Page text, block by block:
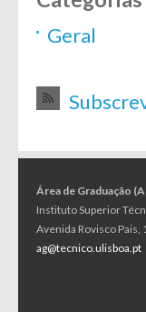
Geral
Área de Graduação
Instituto Superior
Avenida Rovisco Pais,
ag@tecnico.ulisboa.pt